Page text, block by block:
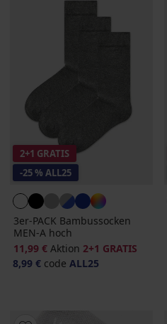
2+1 GRATIS
-25 % ALL25
3er-PACK Bambussocken
MEN-A hoch
11,99 € Aktion 2+1 GRATIS
8,99 € code ALL25